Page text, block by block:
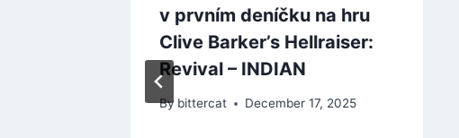
v prvním deníčku na hru
Clive Barker’s Hellraiser:
Revival – INDIAN
By bittercat December 17, 2025